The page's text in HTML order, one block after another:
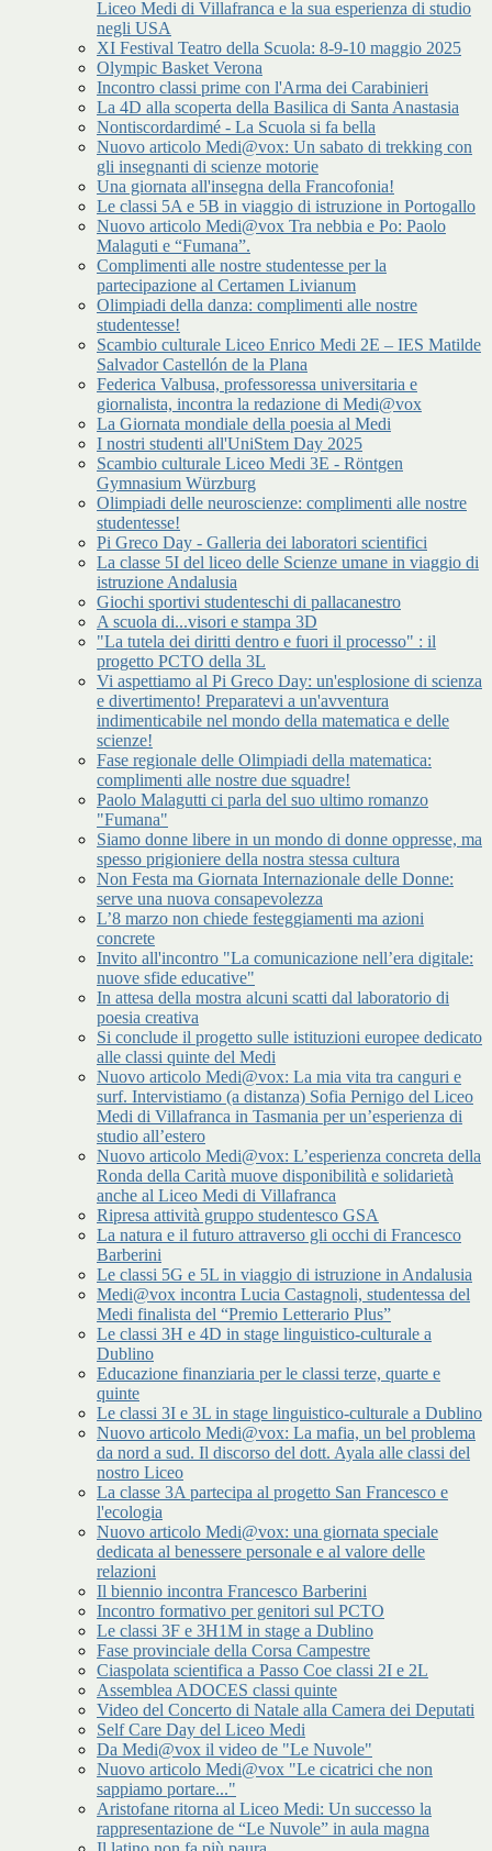
Liceo Medi di Villafranca e la sua esperienza di studio
negli USA
XI Festival Teatro della Scuola: 8-9-10 maggio 2025
Olympic Basket Verona
Incontro classi prime con l'Arma dei Carabinieri
La 4D alla scoperta della Basilica di Santa Anastasia
Nontiscordardimé - La Scuola si fa bella
Nuovo articolo Medi@vox: Un sabato di trekking con
gli insegnanti di scienze motorie
Una giornata all'insegna della Francofonia!
Le classi 5A e 5B in viaggio di istruzione in Portogallo
Nuovo articolo Medi@vox Tra nebbia e Po: Paolo
Malaguti e “Fumana”.
Complimenti alle nostre studentesse per la
partecipazione al Certamen Livianum
Olimpiadi della danza: complimenti alle nostre
studentesse!
Scambio culturale Liceo Enrico Medi 2E – IES Matilde
Salvador Castellón de la Plana
Federica Valbusa, professoressa universitaria e
giornalista, incontra la redazione di Medi@vox
La Giornata mondiale della poesia al Medi
I nostri studenti all'UniStem Day 2025
Scambio culturale Liceo Medi 3E - Röntgen
Gymnasium Würzburg
Olimpiadi delle neuroscienze: complimenti alle nostre
studentesse!
Pi Greco Day - Galleria dei laboratori scientifici
La classe 5I del liceo delle Scienze umane in viaggio di
istruzione Andalusia
Giochi sportivi studenteschi di pallacanestro
A scuola di...visori e stampa 3D
"La tutela dei diritti dentro e fuori il processo" : il
progetto PCTO della 3L
Vi aspettiamo al Pi Greco Day: un'esplosione di scienza
e divertimento! Preparatevi a un'avventura
indimenticabile nel mondo della matematica e delle
scienze!
Fase regionale delle Olimpiadi della matematica:
complimenti alle nostre due squadre!
Paolo Malagutti ci parla del suo ultimo romanzo
"Fumana"
Siamo donne libere in un mondo di donne oppresse, ma
spesso prigioniere della nostra stessa cultura
Non Festa ma Giornata Internazionale delle Donne:
serve una nuova consapevolezza
L’8 marzo non chiede festeggiamenti ma azioni
concrete
Invito all'incontro "La comunicazione nell’era digitale:
nuove sfide educative"
In attesa della mostra alcuni scatti dal laboratorio di
poesia creativa
Si conclude il progetto sulle istituzioni europee dedicato
alle classi quinte del Medi
Nuovo articolo Medi@vox: La mia vita tra canguri e
surf. Intervistiamo (a distanza) Sofia Pernigo del Liceo
Medi di Villafranca in Tasmania per un’esperienza di
studio all’estero
Nuovo articolo Medi@vox: L’esperienza concreta della
Ronda della Carità muove disponibilità e solidarietà
anche al Liceo Medi di Villafranca
Ripresa attività gruppo studentesco GSA
La natura e il futuro attraverso gli occhi di Francesco
Barberini
Le classi 5G e 5L in viaggio di istruzione in Andalusia
Medi@vox incontra Lucia Castagnoli, studentessa del
Medi finalista del “Premio Letterario Plus”
Le classi 3H e 4D in stage linguistico-culturale a
Dublino
Educazione finanziaria per le classi terze, quarte e
quinte
Le classi 3I e 3L in stage linguistico-culturale a Dublino
Nuovo articolo Medi@vox: La mafia, un bel problema
da nord a sud. Il discorso del dott. Ayala alle classi del
nostro Liceo
La classe 3A partecipa al progetto San Francesco e
l'ecologia
Nuovo articolo Medi@vox: una giornata speciale
dedicata al benessere personale e al valore delle
relazioni
Il biennio incontra Francesco Barberini
Incontro formativo per genitori sul PCTO
Le classi 3F e 3H1M in stage a Dublino
Fase provinciale della Corsa Campestre
Ciaspolata scientifica a Passo Coe classi 2I e 2L
Assemblea ADOCES classi quinte
Video del Concerto di Natale alla Camera dei Deputati
Self Care Day del Liceo Medi
Da Medi@vox il video de "Le Nuvole"
Nuovo articolo Medi@vox "Le cicatrici che non
sappiamo portare..."
Aristofane ritorna al Liceo Medi: Un successo la
rappresentazione de “Le Nuvole” in aula magna